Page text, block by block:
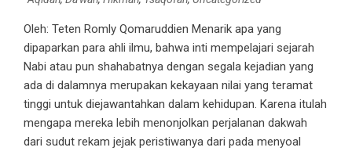
Oleh: Teten Romly Qomaruddien Menarik apa yang
dipaparkan para ahli ilmu, bahwa inti mempelajari sejarah
Nabi atau pun shahabatnya dengan segala kejadian yang
ada di dalamnya merupakan kekayaan nilai yang teramat
tinggi untuk diejawantahkan dalam kehidupan. Karena itulah
mengapa mereka lebih menonjolkan perjalanan dakwah
dari sudut rekam jejak peristiwanya dari pada menyoal